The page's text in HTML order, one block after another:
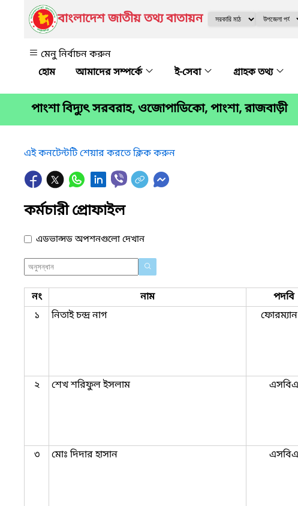
বাংলাদেশ জাতীয় তথ্য বাতায়ন
মেনু নির্বাচন করুন
আমাদের সম্পর্কে
ই-সেবা গ্রাহক তথ্য
পাংশা বিদ্যুৎ সরবরাহ, ওজোপাডিকো, পাংশা, রাজবাড়ী
এই কনটেন্টটি শেয়ার করতে ক্লিক করুন
কর্মচারী প্রোফাইল
এডভান্সড অপশনগুলো দেখান
নং নাম পদবি
১
নিতাই চন্দ্র নাগ
২ শেখ শরিফুল ইসলাম এসবিএ
৩ মোঃ দিদার হাসান এসবিএ